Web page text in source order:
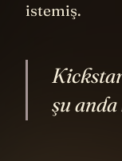
istemiş.
şu anda